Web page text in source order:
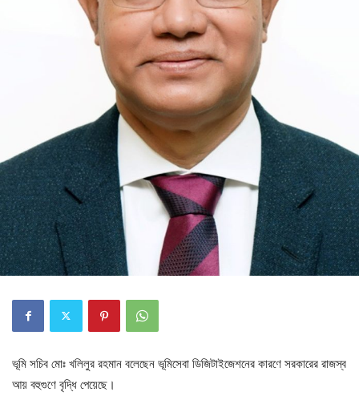
ভূমি সচিব মোঃ খলিলুর রহমান বলেছেন ভূমিসেবা ডিজিটাইজেশনের কারণে সরকারের রাজস্ব
আয় বহুগুণে বৃদ্ধি পেয়েছে।